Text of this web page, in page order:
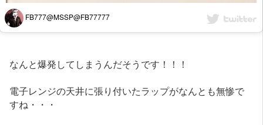
FB777@MSSP@FB77777
なんと爆発してしまうんだそうです！！！
電子レンジの天井に張り付いたラップがなんとも無惨で
すね・・・